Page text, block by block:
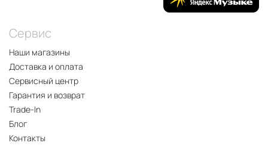
Сервис
Наши магазины
Доставка и оплата
Сервисный центр
Гарантия и возврат
Trade-In
Блог
Контакты